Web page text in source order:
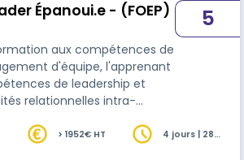
Épanoui.e - (FOEP)
aux compétences de
d'équipe, l'apprenant
de leadership et
relationnelles intra-
mieux, les priorités
5
> 1952€ HT
4 jours | 28